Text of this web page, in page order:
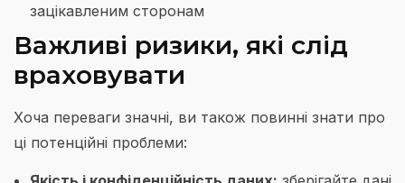
зацікавленим сторонам
Важливі ризики, які слід
враховувати
Хоча переваги значні, ви також повинні знати про
ці потенційні проблеми: